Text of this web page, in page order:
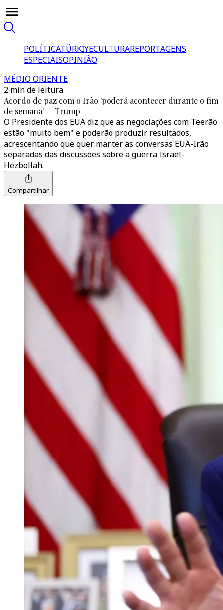
POLÍTICATÜRKİYECULTURAREPORTAGENS
ESPECIAISOPINIÃO
MÉDIO ORIENTE
2 min de leitura
Acordo de paz com o Irão 'poderá acontecer durante o fim
de semana' — Trump
O Presidente dos EUA diz que as negociações com Teerão
estão "muito bem" e poderão produzir resultados,
acrescentando que quer manter as conversas EUA-Irão
separadas das discussões sobre a guerra Israel-
Hezbollah.
Compartilhar